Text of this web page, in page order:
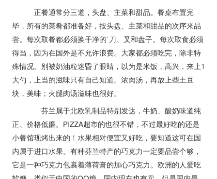
正餐通常分三道，头盘、主菜和甜品。餐桌布置完
毕，所有的菜肴都准备好，按头盘、主菜和甜品的次序来品
尝。每次取餐都必须换干净的`刀、叉和盘子。每次取食必须
得当，因为在国外是不允许浪费。大家都必须吃完，除非特
殊情况。别被奶油粒迷昏了眼睛，以为是米饭，高兴，来上1
大勺，上当的滋味只有自己知道。浓肉汤，再放上些土豆
块，美味；火腿肉汤滋味也很好。
芬兰属于北欧乳制品特别发达，牛奶、酸奶味道纯
正、价格低廉。PIZZA超市的也很不错，不过最好吃的还是
小餐馆现烤出来的！水果相对便宜又好吃，要知道这可在国
内属于进口水果。有种芬兰特产的巧克力一定要品尝个够，
它是一种巧克力包裹着薄荷膏的加心巧克力。欧洲的人爱吃